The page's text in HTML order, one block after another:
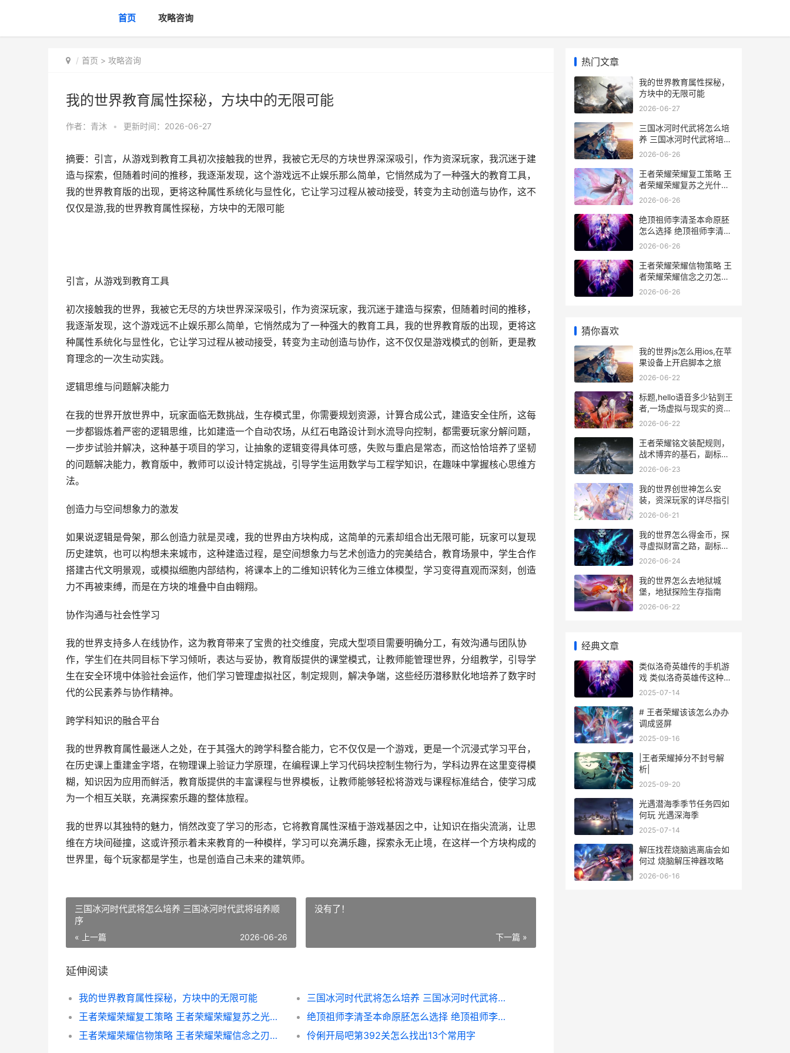
首页 攻略咨询
首页 > 攻略咨询
我的世界教育属性探秘，方块中的无限可能
作者： 青沐 • 更新时间：2026-06-27
摘要：引言，从游戏到教育工具初次接触我的世界，我被它无尽的方块世界深深吸引，作为资深玩家，我沉迷于建
造与探索，但随着时间的推移，我逐渐发现，这个游戏远不止娱乐那么简单，它悄然成为了一种强大的教育工具，
我的世界教育版的出现，更将这种属性系统化与显性化，它让学习过程从被动接受，转变为主动创造与协作，这不
仅仅是游,我的世界教育属性探秘，方块中的无限可能
引言，从游戏到教育工具
初次接触我的世界，我被它无尽的方块世界深深吸引，作为资深玩家，我沉迷于建造与探索，但随着时间的推移，
我逐渐发现，这个游戏远不止娱乐那么简单，它悄然成为了一种强大的教育工具，我的世界教育版的出现，更将这
种属性系统化与显性化，它让学习过程从被动接受，转变为主动创造与协作，这不仅仅是游戏模式的创新，更是教
育理念的一次生动实践。
逻辑思维与问题解决能力
在我的世界开放世界中，玩家面临无数挑战，生存模式里，你需要规划资源，计算合成公式，建造安全住所，这每
一步都锻炼着严密的逻辑思维，比如建造一个自动农场，从红石电路设计到水流导向控制，都需要玩家分解问题，
一步步试验并解决，这种基于项目的学习，让抽象的逻辑变得具体可感，失败与重启是常态，而这恰恰培养了坚韧
的问题解决能力，教育版中，教师可以设计特定挑战，引导学生运用数学与工程学知识，在趣味中掌握核心思维方
法。
创造力与空间想象力的激发
如果说逻辑是骨架，那么创造力就是灵魂，我的世界由方块构成，这简单的元素却组合出无限可能，玩家可以复现
历史建筑，也可以构想未来城市，这种建造过程，是空间想象力与艺术创造力的完美结合，教育场景中，学生合作
搭建古代文明景观，或模拟细胞内部结构，将课本上的二维知识转化为三维立体模型，学习变得直观而深刻，创造
力不再被束缚，而是在方块的堆叠中自由翱翔。
协作沟通与社会性学习
我的世界支持多人在线协作，这为教育带来了宝贵的社交维度，完成大型项目需要明确分工，有效沟通与团队协
作，学生们在共同目标下学习倾听，表达与妥协，教育版提供的课堂模式，让教师能管理世界，分组教学，引导学
生在安全环境中体验社会运作，他们学习管理虚拟社区，制定规则，解决争端，这些经历潜移默化地培养了数字时
代的公民素养与协作精神。
跨学科知识的融合平台
我的世界教育属性最迷人之处，在于其强大的跨学科整合能力，它不仅仅是一个游戏，更是一个沉浸式学习平台，
在历史课上重建金字塔，在物理课上验证力学原理，在编程课上学习代码块控制生物行为，学科边界在这里变得模
糊，知识因为应用而鲜活，教育版提供的丰富课程与世界模板，让教师能够轻松将游戏与课程标准结合，使学习成
为一个相互关联，充满探索乐趣的整体旅程。
我的世界以其独特的魅力，悄然改变了学习的形态，它将教育属性深植于游戏基因之中，让知识在指尖流淌，让思
维在方块间碰撞，这或许预示着未来教育的一种模样，学习可以充满乐趣，探索永无止境，在这样一个方块构成的
世界里，每个玩家都是学生，也是创造自己未来的建筑师。
三国冰河时代武将怎么培养 三国冰河时代武将培养顺
序
« 上一篇 2026-06-26
没有了！
下一篇 »
延伸阅读
我的世界教育属性探秘，方块中的无限可能
三国冰河时代武将怎么培养 三国冰河时代武将培养顺序
王者荣耀荣耀复工策略 王者荣耀荣耀复苏之光什么意思
绝顶祖师李清圣本命原胚怎么选择 绝顶祖师李清圣是谁
王者荣耀荣耀信物策略 王者荣耀荣耀信念之刃怎么获得
伶俐开局吧第392关怎么找出13个常用字
热门文章
我的世界教育属性探秘，
方块中的无限可能
2026-06-27
三国冰河时代武将怎么培
养 三国冰河时代武将培养
顺序
2026-06-26
王者荣耀荣耀复工策略 王
者荣耀荣耀复苏之光什么
意思
2026-06-26
绝顶祖师李清圣本命原胚
怎么选择 绝顶祖师李清圣
是谁
2026-06-26
王者荣耀荣耀信物策略 王
者荣耀荣耀信念之刃怎么
获得
2026-06-26
猜你喜欢
我的世界js怎么用ios,在苹
果设备上开启脚本之旅
2026-06-22
标题,hello语音多少钻到王
者,一场虚拟与现实的资源
换算
2026-06-22
王者荣耀铭文装配规则，
战术博弈的基石，副标
题，细微之处定胜负。
2026-06-23
我的世界创世神怎么安
装，资深玩家的详尽指引
2026-06-21
我的世界怎么得金币，探
寻虚拟财富之路，副标
题，资深玩家经济系统全
2026-06-24
我的世界怎么去地狱城
堡，地狱探险生存指南
2026-06-22
经典文章
类似洛奇英雄传的手机游
戏 类似洛奇英雄传这种类
型的游戏
2025-07-14
# 王者荣耀该该怎么办办
调成竖屏
2025-09-16
|王者荣耀掉分不封号解
析|
2025-09-20
光遇潜海季季节任务四如
何玩 光遇深海季
2025-07-14
解压找茬烧脑逃离庙会如
何过 烧脑解压神器攻略
2026-06-16